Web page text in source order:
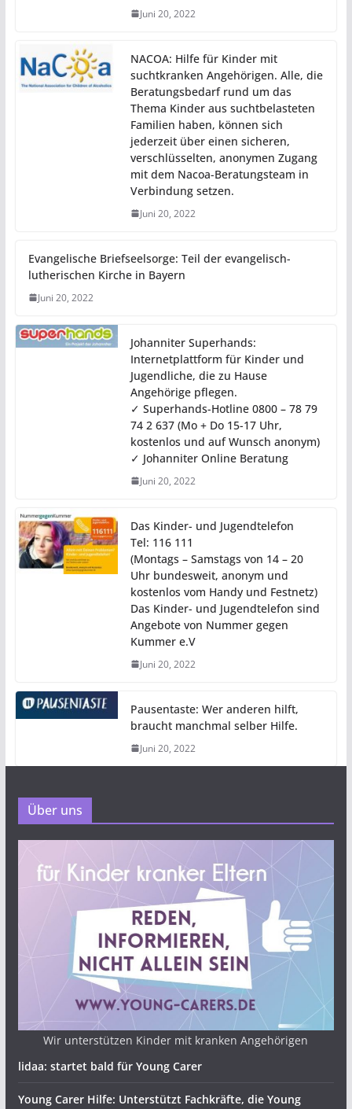
Juni 20, 2022
NACOA: Hilfe für Kinder mit
suchtkranken Angehörigen. Alle, die
Beratungsbedarf rund um das
Thema Kinder aus suchtbelasteten
Familien haben, können sich
jederzeit über einen sicheren,
verschlüsselten, anonymen Zugang
mit dem Nacoa-Beratungsteam in
Verbindung setzen.
Juni 20, 2022
Evangelische Briefseelsorge: Teil der evangelisch-
lutherischen Kirche in Bayern
Juni 20, 2022
Johanniter Superhands:
Internetplattform für Kinder und
Jugendliche, die zu Hause
Angehörige pflegen.
✓ Superhands-Hotline 0800 – 78 79
74 2 637 (Mo + Do 15-17 Uhr,
kostenlos und auf Wunsch anonym)
✓ Johanniter Online Beratung
Juni 20, 2022
Das Kinder- und Jugendtelefon
Tel: 116 111
(Montags – Samstags von 14 – 20
Uhr bundesweit, anonym und
kostenlos vom Handy und Festnetz)
Das Kinder- und Jugendtelefon sind
Angebote von Nummer gegen
Kummer e.V
Juni 20, 2022
Pausentaste: Wer anderen hilft,
braucht manchmal selber Hilfe.
Juni 20, 2022
Über uns
Wir unterstützen Kinder mit kranken Angehörigen
lidaa: startet bald für Young Carer
Young Carer Hilfe: Unterstützt Fachkräfte, die Young